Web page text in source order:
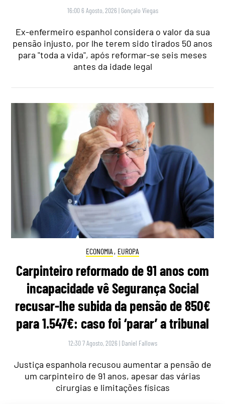
16:00 6 Agosto, 2026 | Gonçalo Viegas
Ex-enfermeiro espanhol considera o valor da sua
pensão injusto, por lhe terem sido tirados 50 anos
para "toda a vida", após reformar-se seis meses
antes da idade legal
ECONOMIA , EUROPA
Carpinteiro reformado de 91 anos com
incapacidade vê Segurança Social
recusar-lhe subida da pensão de 850€
para 1.547€: caso foi ‘parar’ a tribunal
12:30 7 Agosto, 2026 | Daniel Fallows
Justiça espanhola recusou aumentar a pensão de
um carpinteiro de 91 anos, apesar das várias
cirurgias e limitações físicas